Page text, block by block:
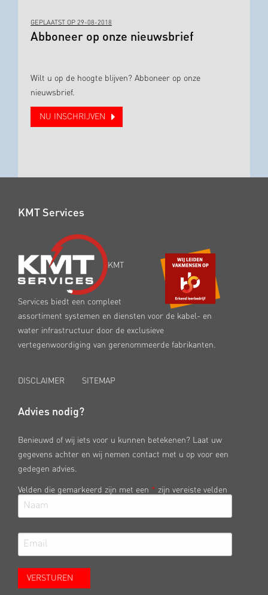
GEPLAATST OP 29-08-2018
Abboneer op onze nieuwsbrief
Wilt u op de hoogte blijven? Abboneer op onze
nieuwsbrief.
NU INSCHRIJVEN
KMT Services
KMT
Services biedt een compleet
assortiment systemen en diensten voor de kabel- en
water infrastructuur door de exclusieve
vertegenwoordiging van gerenommeerde fabrikanten.
DISCLAIMER SITEMAP
Advies nodig?
Benieuwd of wij iets voor u kunnen betekenen? Laat uw
gegevens achter en wij nemen contact met u op voor een
gedegen advies.
Velden die gemarkeerd zijn met een * zijn vereiste velden